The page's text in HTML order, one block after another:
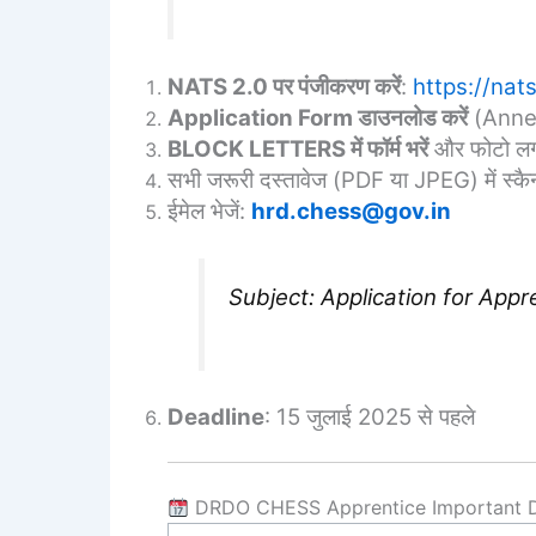
NATS 2.0 पर पंजीकरण करें: https://
Application Form डाउनलोड करें
BLOCK LETTERS में फॉर्म भरेंऔर फोटो
सभी जरूरी दस्तावेज (PDF या JPEG) में
ईमेल भेजें: hrd.chess@gov.in
Subject: Application for
Deadline: 15 जुलाई 2025 से पहले
DRDO CHESS Apprentice Important